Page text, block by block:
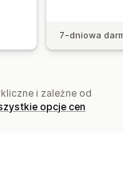
7-dniowa
i zależne od
opcje cen